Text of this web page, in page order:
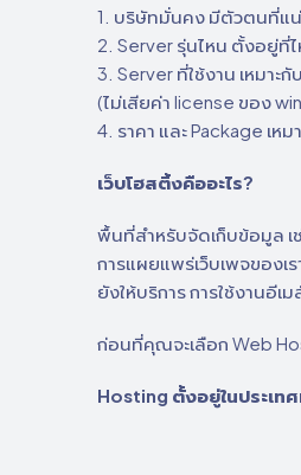
1. บริษัทมั่นคง มีตัวตนที่แน่
2. Server รุ่นไหน ตั้งอยู่ที่
3. Server ที่ใช้งาน เหมาะ
(ไม่เสียค่า license ของ
4. ราคา และ Package เหม
เว็บโฮสติ้งคืออะไร?
พื้นที่สำหรับจัดเก็บข้อมูล เ
การแผยแพร่เว็บเพจของเ
ยังให้บริการ การใช้งานอีเ
ก่อนที่คุณจะเลือก Web
Hosting ตั้งอยู่ในประเท